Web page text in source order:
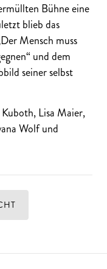
Bühne eine
blieb das
Mensch muss
und dem
seiner selbst
Lisa Maier,
Wolf und